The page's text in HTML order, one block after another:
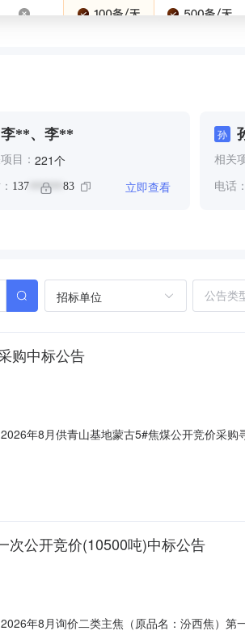
李**、李**
目： 221个
137 ****** 83 立即查看
孙
相关
电话：
招标单位
购中标公告
年8月供青山基地蒙古5#焦煤公开竞价采
次公开竞价(10500吨)中标公告
年8月询价二类主焦（原品名：汾西焦）